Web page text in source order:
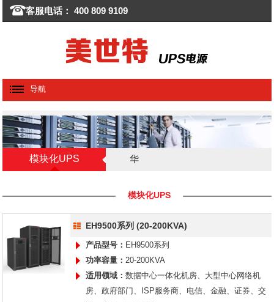
客服电话： 400 809 9109
导航
模块化UPS 华
模块化UPS
EH9500系列 (20-200KVA)
产品型号： EH9500系列
功率容量： 20-200KVA
适用领域：数据中心一体化机房、大型中心网络机
房、政府部门、ISP服务商、电信、金融、证券、交